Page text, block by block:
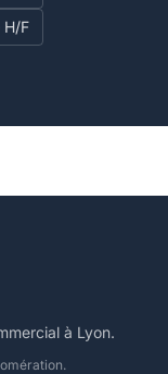
H/F
à Lyon.